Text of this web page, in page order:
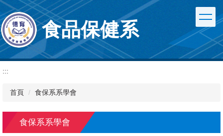
跳
到
主
要
內
容
區
食品保健系
:::
首頁 食保系系學會
食保系系學會